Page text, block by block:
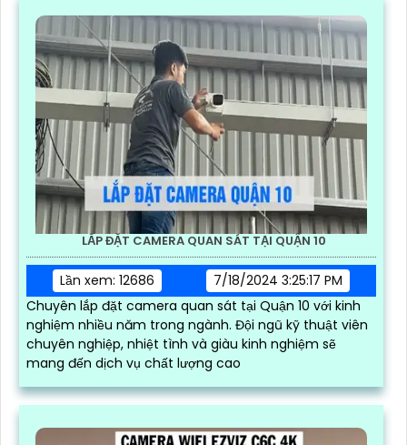
LẮP ĐẶT CAMERA QUAN SÁT TẠI QUẬN 10
Lần xem: 12686
7/18/2024 3:25:17 PM
Chuyên lắp đặt camera quan sát tại Quận 10 với kinh
nghiệm nhiều năm trong ngành. Đội ngũ kỹ thuật viên
chuyên nghiệp, nhiệt tình và giàu kinh nghiệm sẽ
mang đến dịch vụ chất lượng cao